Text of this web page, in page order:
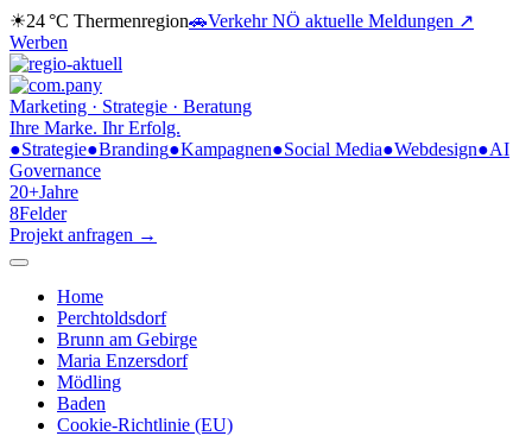
☀24 °C Thermenregion🚗Verkehr NÖ aktuelle Meldungen ↗
Werben
Marketing · Strategie · Beratung
Ihre Marke. Ihr Erfolg.
●Strategie●Branding●Kampagnen●Social Media●Webdesign●AI
Governance
20+Jahre
8Felder
Projekt anfragen →
Home
Perchtoldsdorf
Brunn am Gebirge
Maria Enzersdorf
Mödling
Baden
Cookie-Richtlinie (EU)